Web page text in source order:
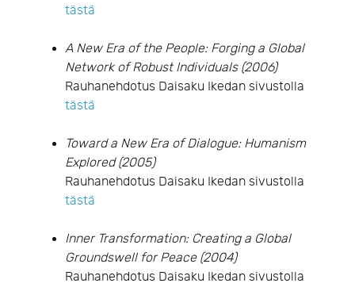
tästä
A New Era of the People: Forging a Global
Network of Robust Individuals (2006)
Rauhanehdotus Daisaku Ikedan sivustolla
tästä
Toward a New Era of Dialogue: Humanism
Explored (2005)
Rauhanehdotus Daisaku Ikedan sivustolla
tästä
Inner Transformation: Creating a Global
Groundswell for Peace (2004)
Rauhanehdotus Daisaku Ikedan sivustolla